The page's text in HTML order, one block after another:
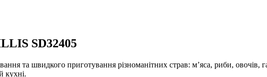
SD32405
та швидкого приготування різноманітних страв: м’яса, риби, овочів,
кухні.